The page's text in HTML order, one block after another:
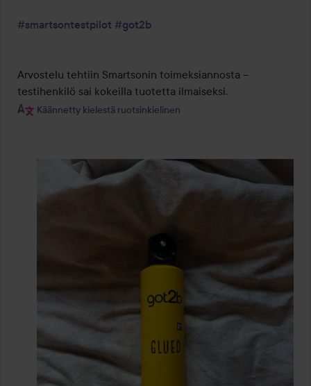
#smartsontestpilot #got2b
Arvostelu tehtiin Smartsonin toimeksiannosta –
testihenkilö sai kokeilla tuotetta ilmaiseksi.
Käännetty kielestä ruotsinkielinen